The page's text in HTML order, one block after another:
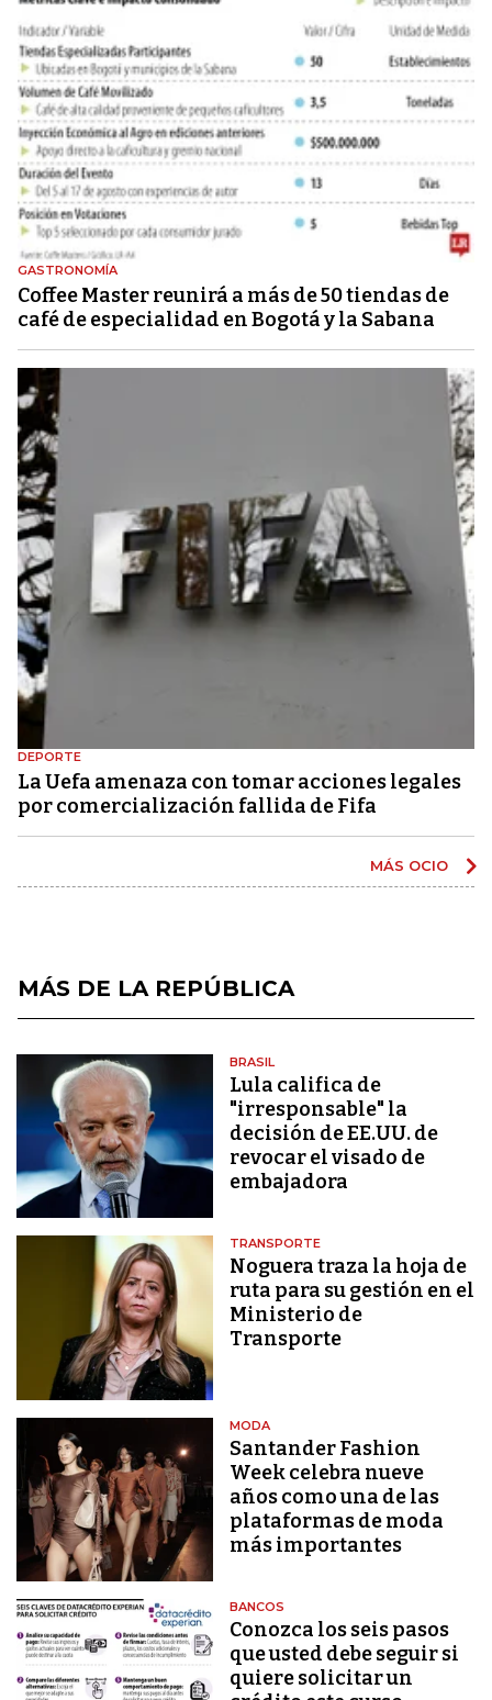
GASTRONOMÍA
Coffee Master reunirá a más de 50 tiendas de
café de especialidad en Bogotá y la Sabana
DEPORTE
La Uefa amenaza con tomar acciones legales
por comercialización fallida de Fifa
MÁS OCIO
MÁS DE LA REPÚBLICA
BRASIL
Lula califica de
"irresponsable" la
decisión de EE.UU. de
revocar el visado de
embajadora
TRANSPORTE
Noguera traza la hoja de
ruta para su gestión en el
Ministerio de
Transporte
MODA
Santander Fashion
Week celebra nueve
años como una de las
plataformas de moda
más importantes
BANCOS
Conozca los seis pasos
que usted debe seguir si
quiere solicitar un